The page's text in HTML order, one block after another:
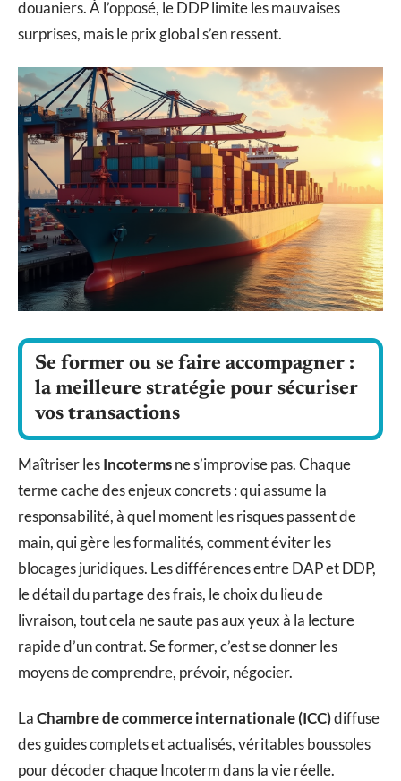
douaniers. À l’opposé, le DDP limite les mauvaises
surprises, mais le prix global s’en ressent.
Se former ou se faire accompagner :
la meilleure stratégie pour sécuriser
vos transactions
Maîtriser lesIncotermsne s’improvise pas. Chaque
terme cache des enjeux concrets : qui assume la
responsabilité, à quel moment les risques passent de
main, qui gère les formalités, comment éviter les
blocages juridiques. Les différences entre DAP et DDP,
le détail du partage des frais, le choix du lieu de
livraison, tout cela ne saute pas aux yeux à la lecture
rapide d’un contrat. Se former, c’est se donner les
moyens de comprendre, prévoir, négocier.
LaChambre de commerce internationale (ICC)diffuse
des guides complets et actualisés, véritables boussoles
pour décoder chaque Incoterm dans la vie réelle.